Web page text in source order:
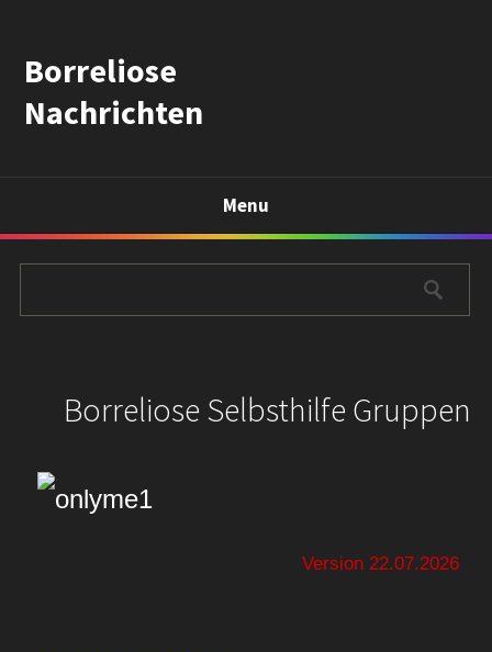
Borreliose
Nachrichten
Menu
Borreliose Selbsthilfe Gruppen
Version 22.07.2026